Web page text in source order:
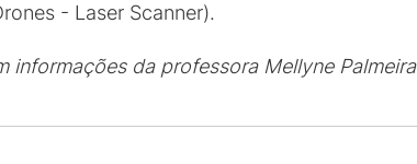
- Laser Scanner).
informações da professora Mellyne Palmeira